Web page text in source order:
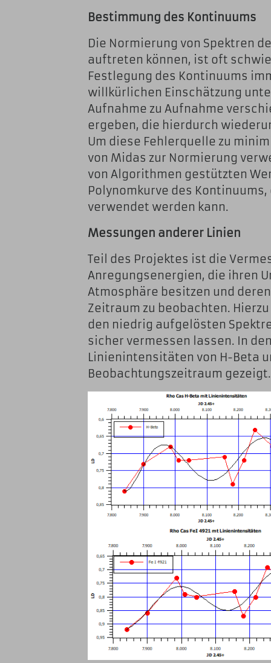
Bestimmung des Kontinuums
Die Normierung von Spektren
auftreten können, ist oft
Festlegung des Kontinuums
willkürlichen Einschätzung
Aufnahme zu Aufnahme
ergeben, die hierdurch
Um diese Fehlerquelle zu
von Midas zur Normierung
von Algorithmen gestützten
Polynomkurve des
verwendet werden kann.
Messungen anderer Linien
Teil des Projektes ist die
Anregungsenergien, die ihren
Atmosphäre besitzen und
Zeitraum zu beobachten.
den niedrig aufgelösten
sicher vermessen lassen. In
Linienintensitäten von H-Beta
Beobachtungszeitraum gezeigt.